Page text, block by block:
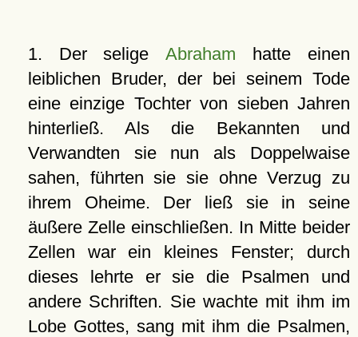
1. Der seligeAbraham hatte einen
leiblichen Bruder, der bei seinem Tode
eine einzige Tochter von sieben Jahren
hinterließ. Als die Bekannten und
Verwandten sie nun als Doppelwaise
sahen, führten sie sie ohne Verzug zu
ihrem Oheime. Der ließ sie in seine
äußere Zelle einschließen. In Mitte beider
Zellen war ein kleines Fenster; durch
dieses lehrte er sie die Psalmen und
andere Schriften. Sie wachte mit ihm im
Lobe Gottes, sang mit ihm die Psalmen,